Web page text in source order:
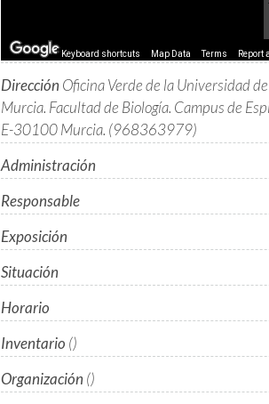
Keyboard shortcuts Map Data Terms Report
Dirección Oficina Verde de la Universidad de
Murcia. Facultad de Biología. Campus de
E-30100 Murcia. (968363979)
Administración
Responsable
Exposición
Situación
Horario
Inventario ()
Organización ()